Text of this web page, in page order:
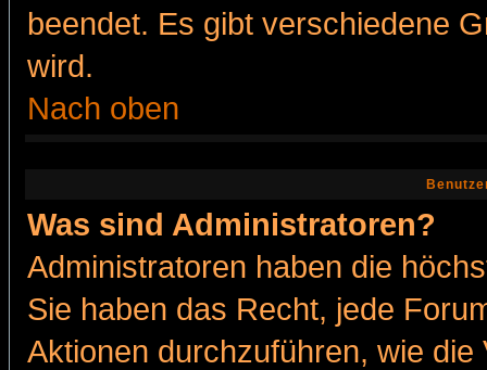
beendet. Es gibt verschiedene
wird.
Nach oben
Was sind Administratoren?
Administratoren haben die
Sie haben das Recht, jede
Aktionen durchzuführen, wie